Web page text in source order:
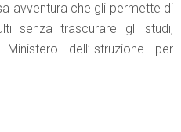
avventura che gli permette di
senza trascurare gli studi,
dell’Istruzione per